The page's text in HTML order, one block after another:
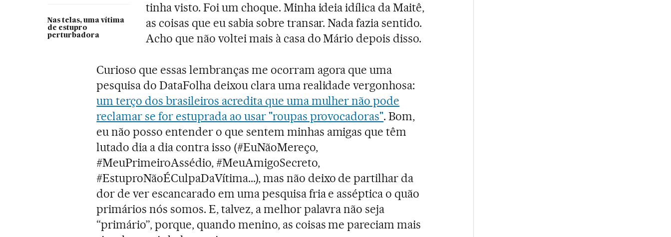
Nas telas, uma vítima
de estupro
perturbadora
tinha visto. Foi um choque. Minha ideia idílica da Maitê,
as coisas que eu sabia sobre transar. Nada fazia sentido.
Acho que não voltei mais à casa do Mário depois disso.
Curioso que essas lembranças me ocorram agora que uma
pesquisa do DataFolha deixou clara uma realidade vergonhosa:
um terço dos brasileiros acredita que uma mulher não pode
reclamar se for estuprada ao usar "roupas provocadoras". Bom,
eu não posso entender o que sentem minhas amigas que têm
lutado dia a dia contra isso (#EuNãoMereço,
#MeuPrimeiroAssédio, #MeuAmigoSecreto,
#EstuproNãoÉCulpaDaVítima...), mas não deixo de partilhar da
dor de ver escancarado em uma pesquisa fria e asséptica o quão
primários nós somos. E, talvez, a melhor palavra não seja
“primário”, porque, quando menino, as coisas me pareciam mais